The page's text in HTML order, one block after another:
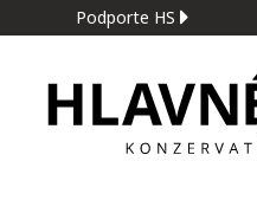
Podporte HS